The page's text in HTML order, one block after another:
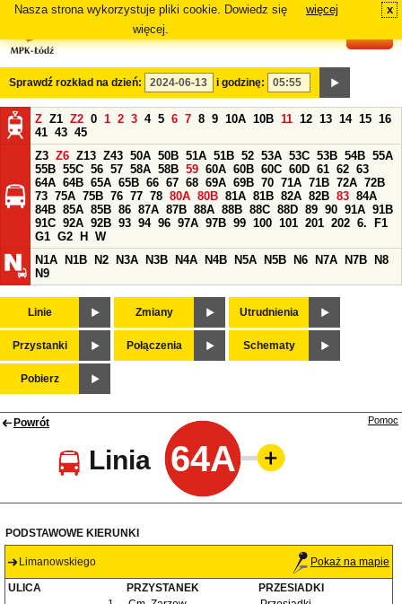
Nasza strona wykorzystuje pliki cookie. Dowiedz się
więcej.
więcej x
Sprawdź rozkład na dzień: i godzinę:
Z Z1 Z2 0 1 2 3 4 5 6 7 8 9 10A 10B 11 12 13 14 15 16
41 43 45
Z3 Z6 Z13 Z43 50A 50B 51A 51B 52 53A 53C 53B 54B 55A
55B 55C 56 57 58A 58B 59 60A 60B 60C 60D 61 62 63
64A 64B 65A 65B 66 67 68 69A 69B 70 71A 71B 72A 72B
73 75A 75B 76 77 78 80A 80B 81A 81B 82A 82B 83 84A
84B 85A 85B 86 87A 87B 88A 88B 88C 88D 89 90 91A 91B
91C 92A 92B 93 94 96 97A 97B 99 100 101 201 202 6.
F1
G1 G2 H
W
N1A
N1B N2 N3A N3B N4A N4B N5A N5B N6 N7A N7B
N8
N9
Linie Zmiany Utrudnienia
Przystanki Połączenia Schematy
Pobierz
Powrót
Linia 64A
Pomoc
PODSTAWOWE KIERUNKI
Limanowskiego Pokaż na mapie
ULICA PRZYSTANEK
PRZESIADKI